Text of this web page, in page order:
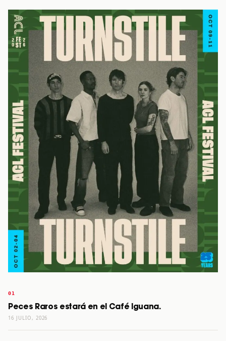
Peces Raros estará en el Café Iguana.
16 JULIO, 2026